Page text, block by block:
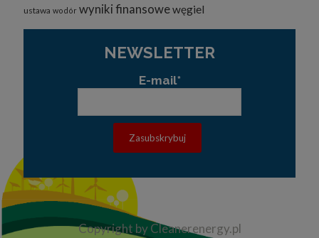
ustawa wodór wyniki finansowewęgiel
NEWSLETTER
E-mail*
Copyright by Cleanerenergy.pl